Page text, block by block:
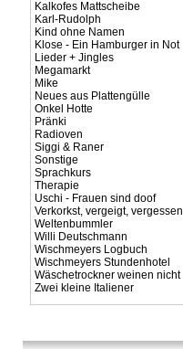
Kalkofes Mattscheibe
Karl-Rudolph
Kind ohne Namen
Klose - Ein Hamburger in Not
Lieder + Jingles
Megamarkt
Mike
Neues aus Plattengülle
Onkel Hotte
Pränki
Radioven
Siggi & Raner
Sonstige
Sprachkurs
Therapie
Uschi - Frauen sind doof
Verkorkst, vergeigt, vergessen
Weltenbummler
Willi Deutschmann
Wischmeyers Logbuch
Wischmeyers Stundenhotel
Wäschetrockner weinen nicht
Zwei kleine Italiener